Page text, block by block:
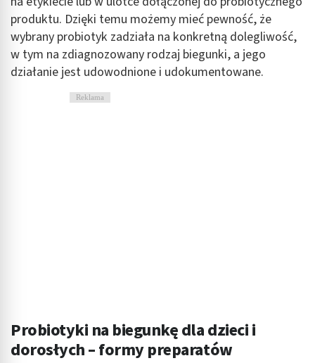
produktu. Dzięki temu możemy mieć pewność, że
wybrany probiotyk zadziała na konkretną dolegliwość,
w tym na zdiagnozowany rodzaj biegunki, a jego
działanie jest udowodnione i udokumentowane.
Reklama
Probiotyki na biegunkę dla dzieci i
dorosłych – formy preparatów